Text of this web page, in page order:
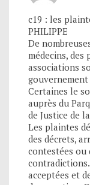
c19 : les
PHILIPPE
De
médecins,
associations
Certaines le
auprès du
de Justice de
Les plaintes
des décrets,
contestées ou
acceptées et